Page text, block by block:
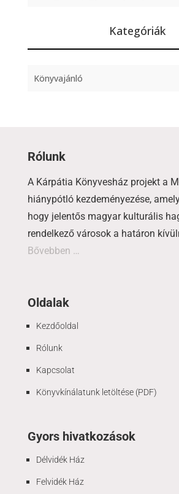
Kategóriák
Könyvajánló
Rólunk
A Kárpátia Könyvesház projekt a
hiánypótló kezdeményezése,
hogy jelentős magyar kulturális
rendelkező városok a határon
Bővebben …
Oldalak
Kezdőoldal
Rólunk
Kapcsolat
Könyvkínálatunk letöltése (PDF)
Gyors hivatkozások
Délvidék Ház
Felvidék Ház